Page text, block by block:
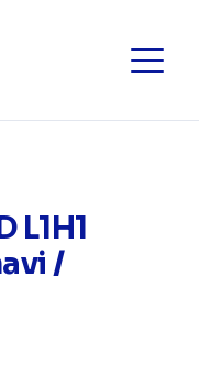
L1H1
/